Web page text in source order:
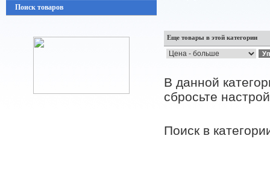
Поиск товаров
Еще товары в этой категории
В данной
сбросьте
Поиск в